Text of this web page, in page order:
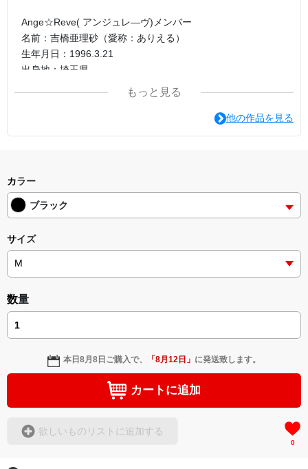
Ange☆Reve( アンジュレ―ヴ)メンバー
名前：吉橋亜理砂（愛称：ありえる）
生年月日：1996.3.21
出身地：埼玉県
もっと見る
他の作品を見る
カラー
ブラック
サイズ
数量
本日8月8日 ご購入で、 「8月12日 」 に発送致します。
カートに追加
欲しいものリストに追加する
0